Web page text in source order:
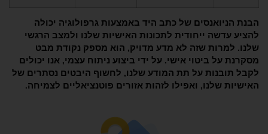
הבנת הניואנסים של כתב היד באמצעות גרפולוגיה יכולה
להציע עדשה ייחודית לתכונות האישיות שלנו ולמצב הרגשי
שלנו. למרות שזה לא מדע מדויק, הוא מספק נקודת מבט
מסקרנת על ביטוי אישי. על ידי ביצוע ניתוח עצמי, אנו יכולים
לקבל תובנות על תת המודע שלנו, לחשוף היבטים נסתרים של
האישיות שלנו, ואפילו לזהות אזורים פוטנציאליים לצמיחה.